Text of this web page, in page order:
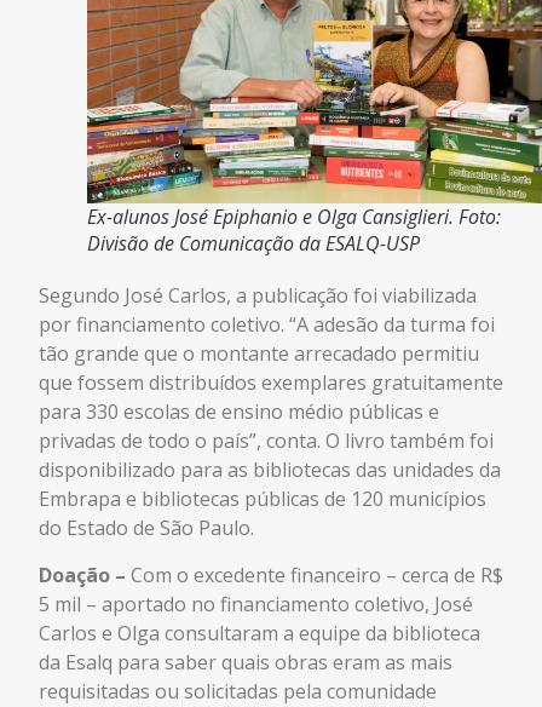
Ex-alunos José Epiphanio e Olga Cansiglieri. Foto:
Divisão de Comunicação da ESALQ-USP
Segundo José Carlos, a publicação foi viabilizada
por financiamento coletivo. “A adesão da turma foi
tão grande que o montante arrecadado permitiu
que fossem distribuídos exemplares gratuitamente
para 330 escolas de ensino médio públicas e
privadas de todo o país”, conta. O livro também foi
disponibilizado para as bibliotecas das unidades da
Embrapa e bibliotecas públicas de 120 municípios
do Estado de São Paulo.
Doação – Com o excedente financeiro – cerca de R$
5 mil – aportado no financiamento coletivo, José
Carlos e Olga consultaram a equipe da biblioteca
da Esalq para saber quais obras eram as mais
requisitadas ou solicitadas pela comunidade